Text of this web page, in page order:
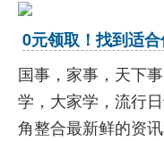
0元领取！找到适
国事，家事，天下
学，大家学，流行
角整合最新鲜的资